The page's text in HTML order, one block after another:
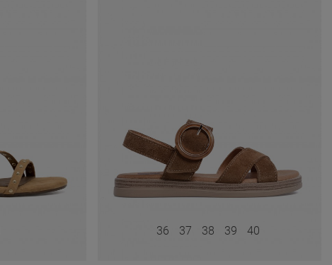
36 37 38 39 40